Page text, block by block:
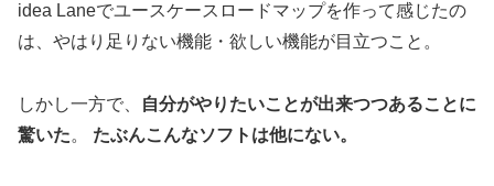
idea Laneでユースケースロードマップを作って感じたの
は、やはり足りない機能・欲しい機能が目立つこと。
しかし一方で、
自分がやりたいことが出来つつあることに
驚いた。 たぶんこんなソフトは他にない。